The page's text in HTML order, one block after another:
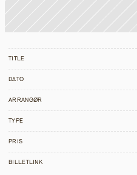
TITLE
DATO
ARRANGØR
TYPE
PRIS
BILLETLINK